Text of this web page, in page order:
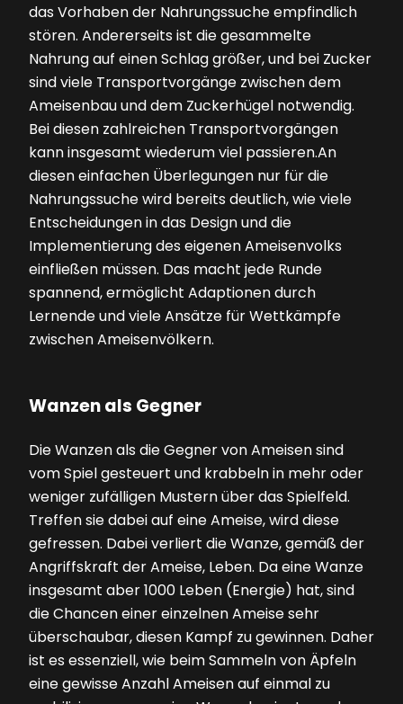
das Vorhaben der Nahrungssuche empfindlich
stören. Andererseits ist die gesammelte
Nahrung auf einen Schlag größer, und bei Zucker
sind viele Transportvorgänge zwischen dem
Ameisenbau und dem Zuckerhügel notwendig.
Bei diesen zahlreichen Transportvorgängen
kann insgesamt wiederum viel passieren.An
diesen einfachen Überlegungen nur für die
Nahrungssuche wird bereits deutlich, wie viele
Entscheidungen in das Design und die
Implementierung des eigenen Ameisenvolks
einfließen müssen. Das macht jede Runde
spannend, ermöglicht Adaptionen durch
Lernende und viele Ansätze für Wettkämpfe
zwischen Ameisenvölkern.
Wanzen als Gegner
Die Wanzen als die Gegner von Ameisen sind
vom Spiel gesteuert und krabbeln in mehr oder
weniger zufälligen Mustern über das Spielfeld.
Treffen sie dabei auf eine Ameise, wird diese
gefressen. Dabei verliert die Wanze, gemäß der
Angriffskraft der Ameise, Leben. Da eine Wanze
insgesamt aber 1000 Leben (Energie) hat, sind
die Chancen einer einzelnen Ameise sehr
überschaubar, diesen Kampf zu gewinnen. Daher
ist es essenziell, wie beim Sammeln von Äpfeln
eine gewisse Anzahl Ameisen auf einmal zu